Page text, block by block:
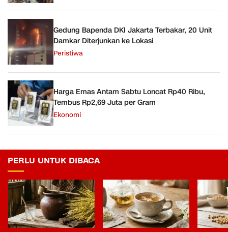
Gedung Bapenda DKI Jakarta Terbakar, 20 Unit
Damkar Diterjunkan ke Lokasi
Peristiwa
Harga Emas Antam Sabtu Loncat Rp40 Ribu,
Tembus Rp2,69 Juta per Gram
Ekonomi
PERLU UNTUK DIBACA